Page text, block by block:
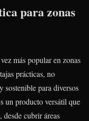
para zonas
más popular en zonas
prácticas, no
sostenible para diversos
un producto versátil que
desde cubrir áreas